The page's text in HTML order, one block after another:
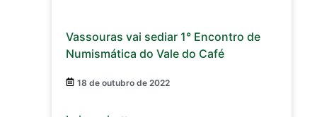
Vassouras vai sediar 1° Encontro de
Numismática do Vale do Café
18 de outubro de 2022